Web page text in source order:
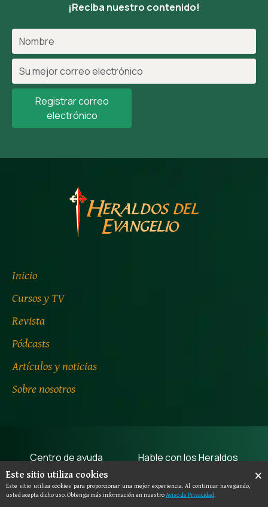
¡Reciba nuestro contenido!
Registrar correo
electrónico
Inicio
Cursos y TV
Revista
Pódcasts
Artículos y noticias
Sobre nosotros
Centro de ayuda Hable con los Heraldos
Términos de uso
Este sitio utiliza cookies ×
Este sitio utiliza cookies para proporcionar una mejor experiencia. Al continuar navegando,
usted acepta dicho uso. Obtenga más información en nuestroAviso de Privacidad.